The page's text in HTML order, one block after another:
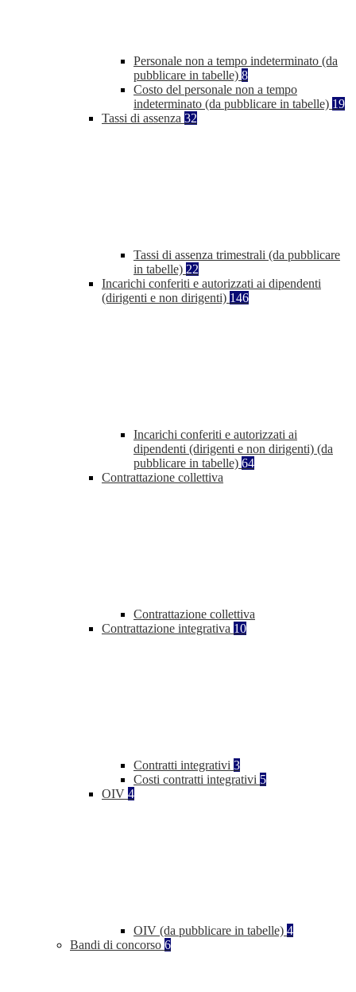
Personale non a tempo indeterminato (da
pubblicare in tabelle) 8
Costo del personale non a tempo
indeterminato (da pubblicare in tabelle) 19
Tassi di assenza 32
Tassi di assenza trimestrali (da pubblicare
in tabelle) 22
Incarichi conferiti e autorizzati ai dipendenti
(dirigenti e non dirigenti) 146
Incarichi conferiti e autorizzati ai
dipendenti (dirigenti e non dirigenti) (da
pubblicare in tabelle) 64
Contrattazione collettiva
Contrattazione collettiva
Contrattazione integrativa 10
Contratti integrativi 3
Costi contratti integrativi 5
OIV 4
OIV (da pubblicare in tabelle) 4
Bandi di concorso 6